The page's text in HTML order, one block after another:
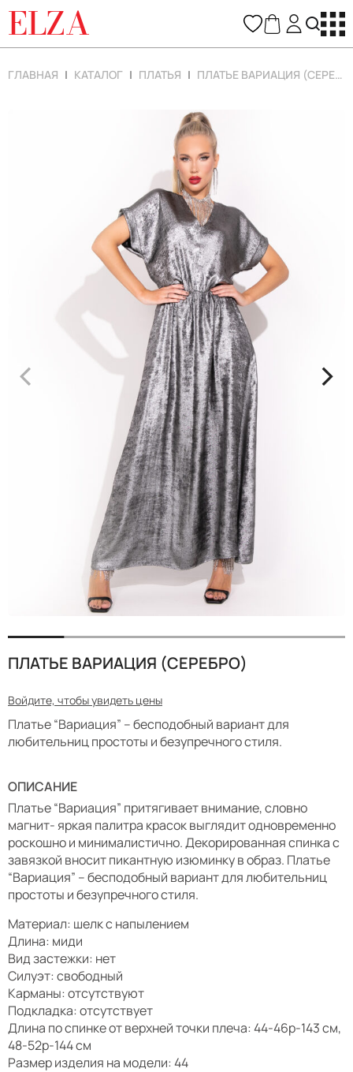
ELZA
ГЛАВНАЯ КАТАЛОГ ПЛАТЬЯ ПЛАТЬЕ ВАРИАЦИЯ (СЕРЕБРО)
< >
ПЛАТЬЕ ВАРИАЦИЯ (СЕРЕБРО)
Войдите, чтобы увидеть цены
Платье “Вариация” – бесподобный вариант для
любительниц простоты и безупречного стиля.
ОПИСАНИЕ
Платье “Вариация” притягивает внимание, словно
магнит- яркая палитра красок выглядит одновременно
роскошно и минималистично. Декорированная спинка с
завязкой вносит пикантную изюминку в образ. Платье
“Вариация” – бесподобный вариант для любительниц
простоты и безупречного стиля.
Материал: шелк с напылением
Длина: миди
Вид застежки: нет
Силуэт: свободный
Карманы: отсутствуют
Подкладка: отсутствует
Длина по спинке от верхней точки плеча: 44-46р-143 см,
48-52р-144 см
Размер изделия на модели: 44